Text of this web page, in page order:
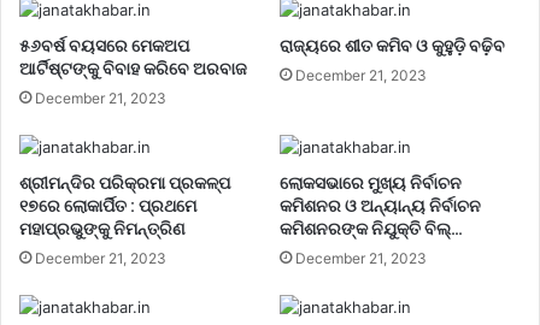
୫୬ବର୍ଷ ବୟସରେ ମେକଅପ
ଆର୍ଟିଷ୍ଟଙ୍କୁ ବିବାହ କରିବେ ଅରବାଜ
December 21, 2023
ରାଜ୍ୟରେ ଶୀତ କମିବ ଓ କୁହୁଡ଼ି ବଢ଼ିବ
December 21, 2023
ଶ୍ରୀମନ୍ଦିର ପରିକ୍ରମା ପ୍ରକଳ୍ପ
୧୭ରେ ଲୋକାର୍ପିତ : ପ୍ରଥମେ
ମହାପ୍ରଭୁଙ୍କୁ ନିମନ୍ତ୍ରିଣ
December 21, 2023
ଲୋକସଭାରେ ମୁଖ୍ୟ ନିର୍ବାଚନ
କମିଶନର ଓ ଅନ୍ୟାନ୍ୟ ନିର୍ବାଚନ
କମିଶନରଙ୍କ ନିଯୁକ୍ତି ବିଲ୍…
December 21, 2023